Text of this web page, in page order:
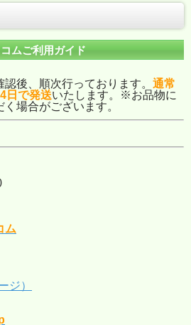
ムご利用ガイド
後、順次行っております。 通常
日で発送いたします。※お品物に
場合がございます。
ム
ジ）